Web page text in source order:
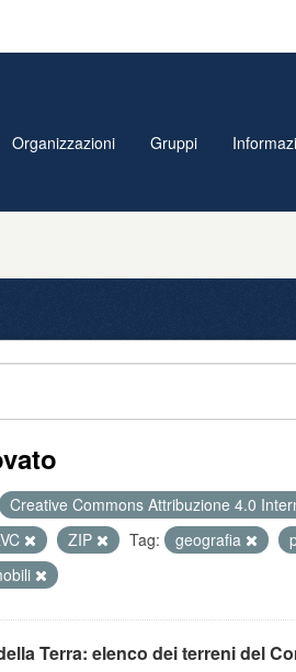
Organizzazioni Gruppi
Creative Commons Attribuzione 4.0
ZIP Tag: geografia
Terra: elenco dei terreni del